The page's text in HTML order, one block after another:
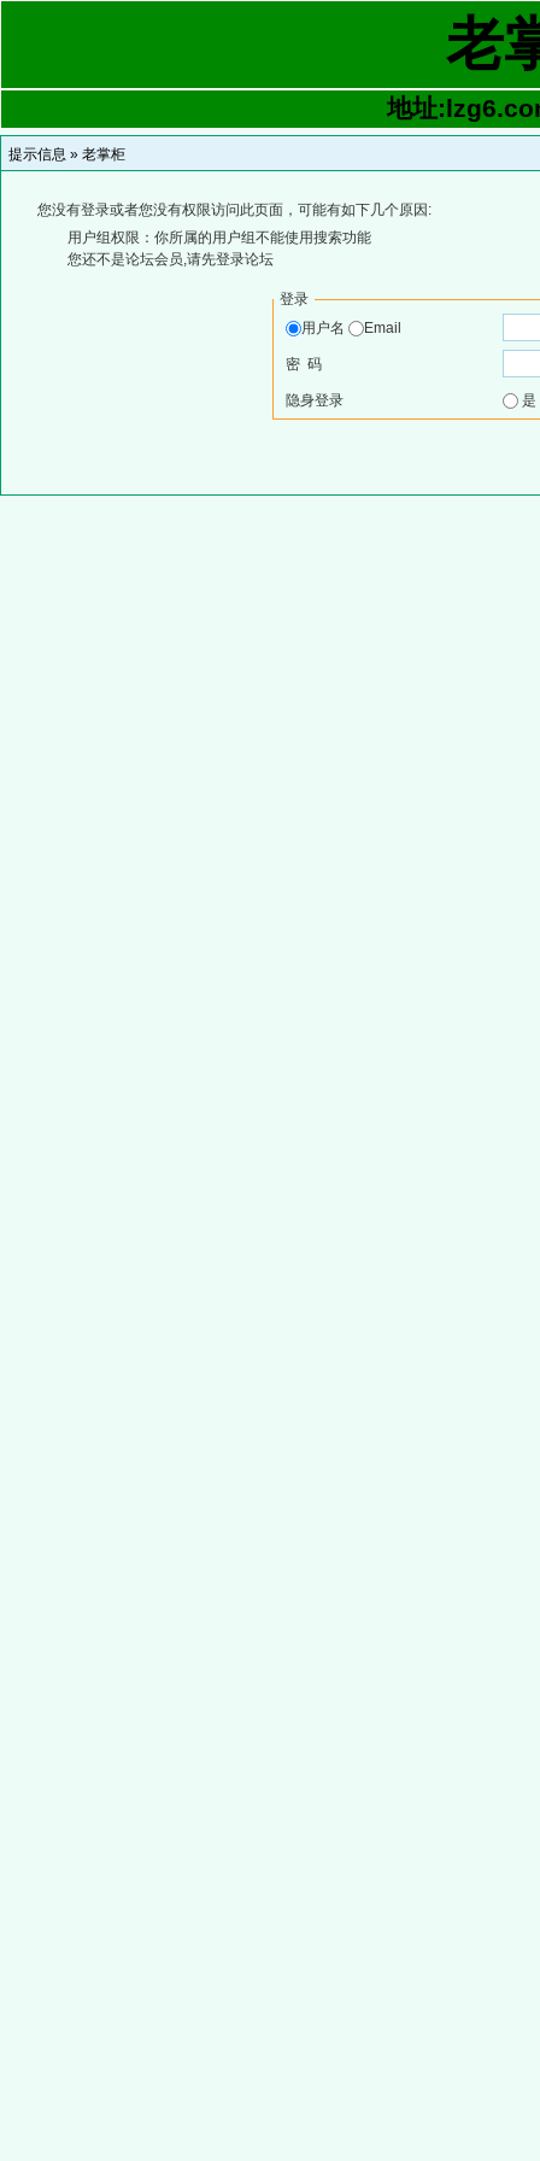
老
地址
提示信息 » 老掌柜
您没有登录或者您没有权限访问此页面，可能有如下几个原因:
用户组权限：你所属的用户组不能使用搜索功能
您还不是论坛会员,请先登录论坛
登录
用户名
Email
密 码
隐身登录